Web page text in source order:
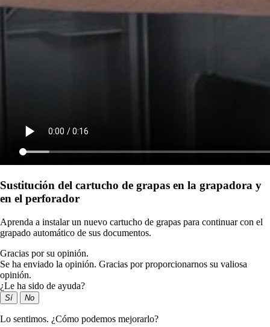
Sustitución del cartucho de grapas en la grapadora y
en el perforador
Aprenda a instalar un nuevo cartucho de grapas para continuar con el
grapado automático de sus documentos.
Gracias por su opinión.
Se ha enviado la opinión. Gracias por proporcionarnos su valiosa
opinión.
¿Le ha sido de ayuda?
Sí No
Lo sentimos. ¿Cómo podemos mejorarlo?